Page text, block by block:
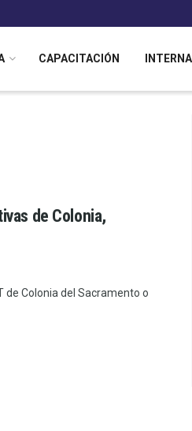
CAPACITACIÓN
de Colonia,
de Colonia del Sacramento o